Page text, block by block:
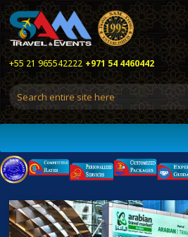
+55 21 965542222 +971 54 4460442